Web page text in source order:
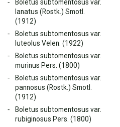
Boletus subtomentosus var.
lanatus (Rostk.) Smotl.
(1912)
Boletus subtomentosus var.
luteolus Velen. (1922)
Boletus subtomentosus var.
murinus Pers. (1800)
Boletus subtomentosus var.
pannosus (Rostk.) Smotl.
(1912)
Boletus subtomentosus var.
rubiginosus Pers. (1800)